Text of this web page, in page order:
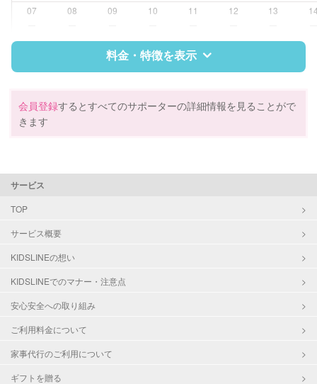
07
08 09 10 11 12 13
料金・特徴を表示
資格
企業型割引対象(旧内閣府補助対象)
対応可能/特徴
会員登録するとすべてのサポーターの詳細情報を見ることがで
きます
サービス
TOP
サービス概要
KIDSLINEの想い
KIDSLINEでのマナー・注意点
安心安全への取り組み
ご利用料金について
家事代行のご利用について
ギフトを贈る